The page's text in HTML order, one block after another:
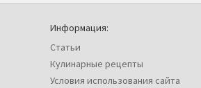
Информация:
Статьи
Кулинарные рецепты
Условия использования сайта